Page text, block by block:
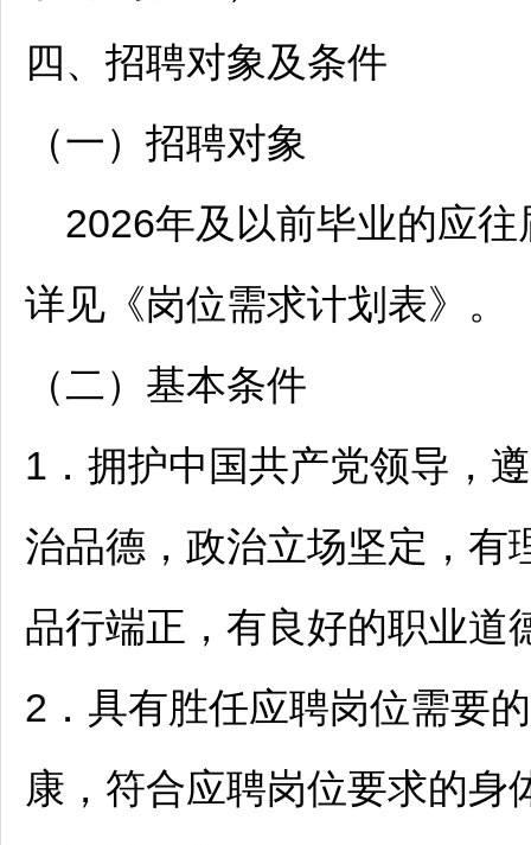
四、 招聘对象及条件
（一） 招聘对象
2026年及以前毕业的应往
详见《岗位需求计划表》。
（二）基本条件
1．拥护中国共产党领导，
治品德，政治立场坚定，有
品行端正，有良好的职业道
2．具有胜任应聘岗位需要
康，符合应聘岗位要求的身